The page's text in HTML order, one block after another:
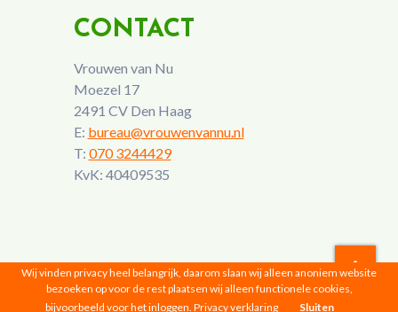
CONTACT
Vrouwen van Nu
Moezel 17
2491 CV Den Haag
E: bureau@vrouwenvannu.nl
T: 070 3244429
KvK: 40409535
Vrouwen van Nu © 2026 |Privacyverklaring
Wij vinden privacy heel belangrijk, daarom slaan wij alleen anoniem website
bezoeken op voor de rest plaatsen wij alleen functionele cookies,
bijvoorbeeld voor het inloggen. Privacy verklaring Sluiten